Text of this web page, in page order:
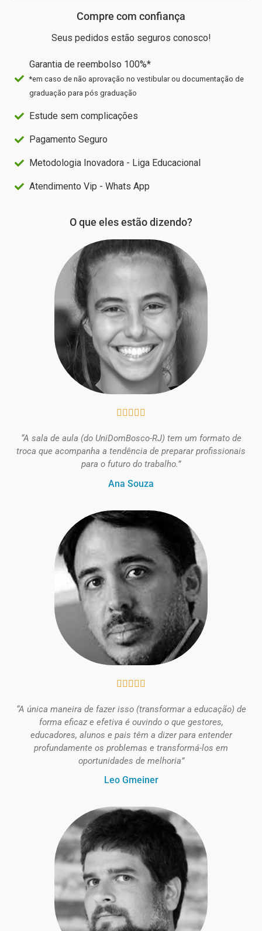
Compre com confiança
Seus pedidos estão seguros conosco!
Garantia de reembolso 100%*
*em caso de não aprovação no vestibular ou documentação de
graduação para pós graduação
Estude sem complicações
Pagamento Seguro
Metodologia Inovadora - Liga Educacional
Atendimento Vip - Whats App
O que eles estão dizendo?
    
“A sala de aula (do UniDomBosco-RJ) tem um formato de
troca que acompanha a tendência de preparar profissionais
para o futuro do trabalho.”
Ana Souza
    
“A única maneira de fazer isso (transformar a educação) de
forma eficaz e efetiva é ouvindo o que gestores,
educadores, alunos e pais têm a dizer para entender
profundamente os problemas e transformá-los em
oportunidades de melhoria”
Leo Gmeiner